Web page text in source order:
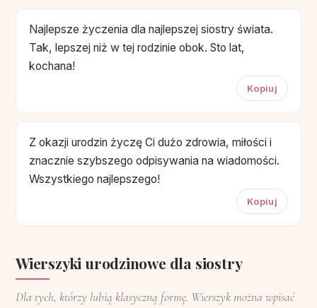
Najlepsze życzenia dla najlepszej siostry świata.
Tak, lepszej niż w tej rodzinie obok. Sto lat,
kochana!
Kopiuj
Z okazji urodzin życzę Ci dużo zdrowia, miłości i
znacznie szybszego odpisywania na wiadomości.
Wszystkiego najlepszego!
Kopiuj
Wierszyki urodzinowe dla siostry
Dla tych, którzy lubią klasyczną formę. Wierszyk można wpisać